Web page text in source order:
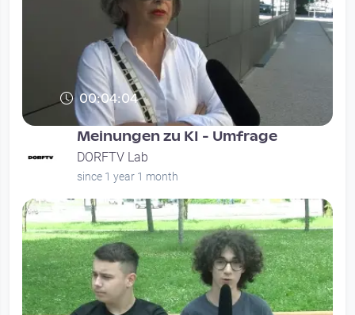
00:04:04
Meinungen zu KI - Umfrage
DORFTV Lab
since 1 year 1 month